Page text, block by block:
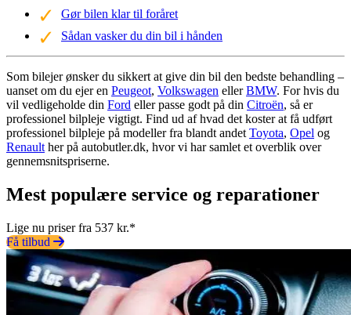
Gør bilen klar til foråret
Sådan vasker du din bil i hånden
Som bilejer ønsker du sikkert at give din bil den bedste behandling –
uanset om du ejer en Peugeot, Volkswagen ellerBMW. For hvis du
vil vedligeholde din Ford eller passe godt på din Citroën, så er
professionel bilpleje vigtigt. Find ud af hvad det koster at få udført
professionel bilpleje på modeller fra blandt andet Toyota, Opel og
Renault her på autobutler.dk, hvor vi har samlet et overblik over
gennemsnitspriserne.
Mest populære service og reparationer
Lige nu priser fra 537 kr.*
Få tilbud